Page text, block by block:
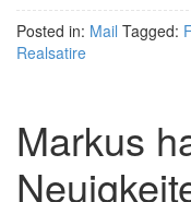
Posted in: Mail Tagged:
Realsatire
Markus